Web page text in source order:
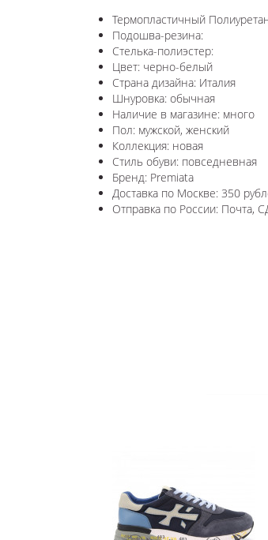
Термопластичный
Подошва-резина:
Стелька-полиэстер:
Цвет: черно-белый
Страна дизайна: Италия
Шнуровка: обычная
Наличие в магазине: много
Пол: мужской, женский
Коллекция: новая
Стиль обуви: повседневная
Бренд: Premiata
Доставка по Москве: 350
Отправка по России: Почта,